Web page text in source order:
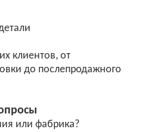
клиентов, от
до послепродажного
или фабрика?